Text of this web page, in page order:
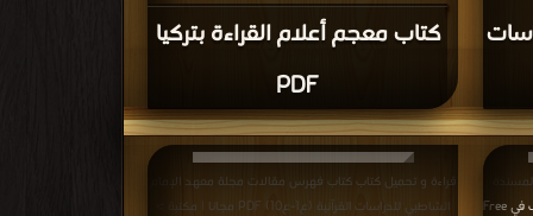
كتاب معجم أعلام القراءة بتركيا
PDF
قراءة و تحميل كتاب كتاب فهرس مقالات مجلة معهد الإمام
الشاطبي للدراسات القرآنية (ع1-ع10) PDF مجانا | مكتبة >
كتب في Free